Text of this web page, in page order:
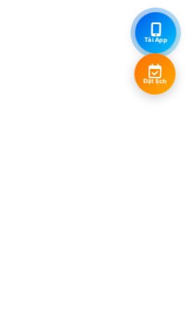
Tải App
Đặt lịch